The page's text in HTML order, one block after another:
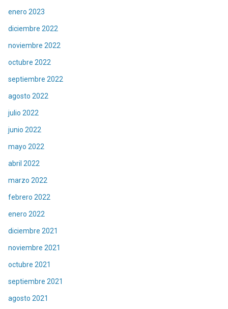
enero 2023
diciembre 2022
noviembre 2022
octubre 2022
septiembre 2022
agosto 2022
julio 2022
junio 2022
mayo 2022
abril 2022
marzo 2022
febrero 2022
enero 2022
diciembre 2021
noviembre 2021
octubre 2021
septiembre 2021
agosto 2021